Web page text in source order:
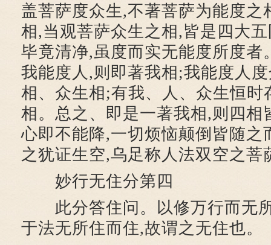
盖菩萨度众生,不著菩萨为能度之
相,当观菩萨众生之相,皆是四大
毕竟清净,虽度而实无能度所度者
我能度人,则即著我相;我能度人
相、众生相;有我、人、众生恒时
相。总之、即是一著我相,则四相
心即不能降,一切烦恼颠倒皆随之
之犹证生空,乌足称人法双空之菩
妙行无住分第四
此分答住问。以修万行而无
于法无所住而住,故谓之无住也。